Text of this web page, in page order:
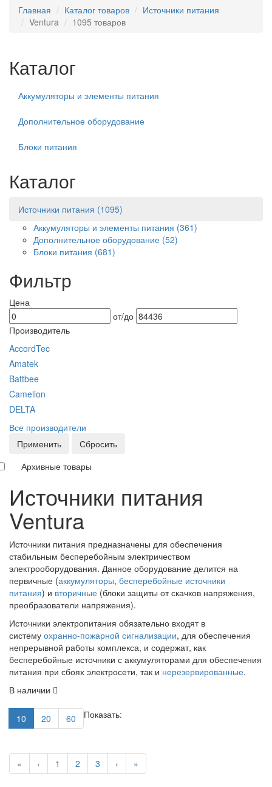
Главная
Каталог товаров
Источники питания
Ventura
1095 товаров
Каталог
Аккумуляторы и элементы питания
Дополнительное оборудование
Блоки питания
Каталог
Источники питания (1095)
Аккумуляторы и элементы питания (361)
Дополнительное оборудование (52)
Блоки питания (681)
Фильтр
Цена
от/до
Производитель
AccordTec
Amatek
Battbee
Camelion
DELTA
Все производители
Применить
Сбросить
Архивные товары
Источники питания
Ventura
Источники питания предназначены для обеспечения
стабильным бесперебойным электричеством
электрооборудования. Данное оборудование делится на
первичные (аккумуляторы, бесперебойные источники
питания) и вторичные (блоки защиты от скачков напряжения,
преобразователи напряжения).
Источники электропитания обязательно входят в
систему охранно-пожарной сигнализации, для обеспечения
непрерывной работы комплекса, и содержат, как
бесперебойные источники с аккумуляторами для обеспечения
питания при сбоях электросети, так и нерезервированные.
В наличии
Показать:
10 20 60
« ‹ 1 2 3 › »